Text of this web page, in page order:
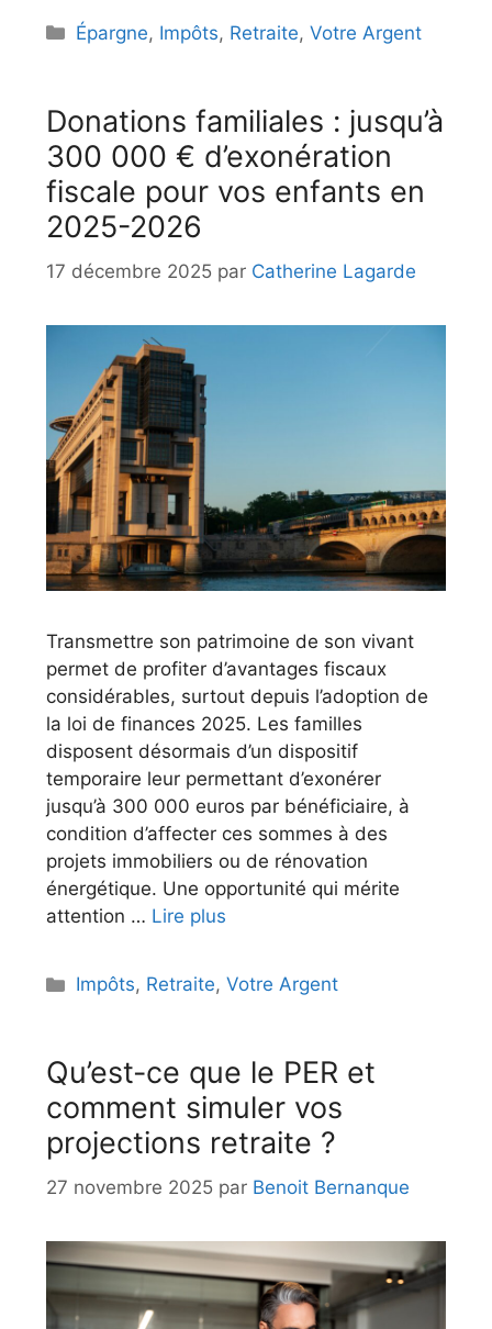
Catégories
Épargne, Impôts, Retraite,Votre Argent
Donations familiales : jusqu’à
300 000 € d’exonération
fiscale pour vos enfants en
2025-2026
17 décembre 2025 par Catherine Lagarde
Transmettre son patrimoine de son vivant
permet de profiter d’avantages fiscaux
considérables, surtout depuis l’adoption de
la loi de finances 2025. Les familles
disposent désormais d’un dispositif
temporaire leur permettant d’exonérer
jusqu’à 300 000 euros par bénéficiaire, à
condition d’affecter ces sommes à des
projets immobiliers ou de rénovation
énergétique. Une opportunité qui mérite
attention … Lire plus
Catégories
Impôts, Retraite,Votre Argent
Qu’est-ce que le PER et
comment simuler vos
projections retraite ?
27 novembre 2025 par Benoit Bernanque